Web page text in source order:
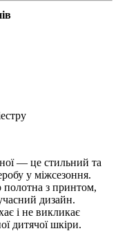
— це стильний та
у міжсезоння.
полотна з принтом,
дизайн.
і не викликає
дитячої шкіри.